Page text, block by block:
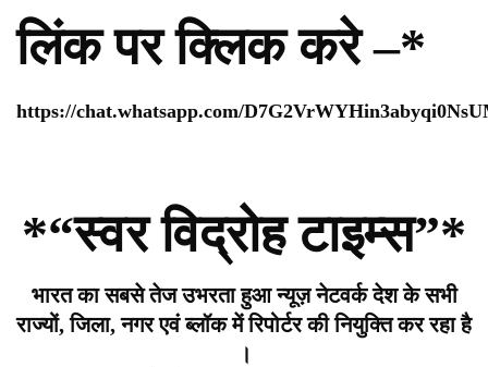
लिंक पर क्लिक करे –*
https://chat.whatsapp.com/
*“स्वर विद्रोह टाइम्स”*
भारत का सबसे तेज उभरता हुआ न्यूज़ नेटवर्क देश के सभी
राज्यों, जिला, नगर एवं ब्लॉक में रिपोर्टर की नियुक्ति कर रहा है
।